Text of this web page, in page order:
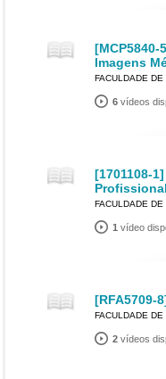
Imagens
FACULDADE DE
6 vídeos
[1701108-
FACULDADE
1 vídeo
[RFA5709-
FACULDADE
2 vídeos